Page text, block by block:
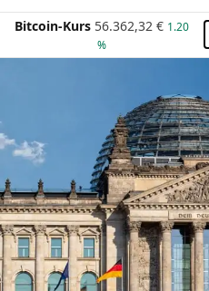
Bitcoin-Kurs 56.362,32 € 1.20
%